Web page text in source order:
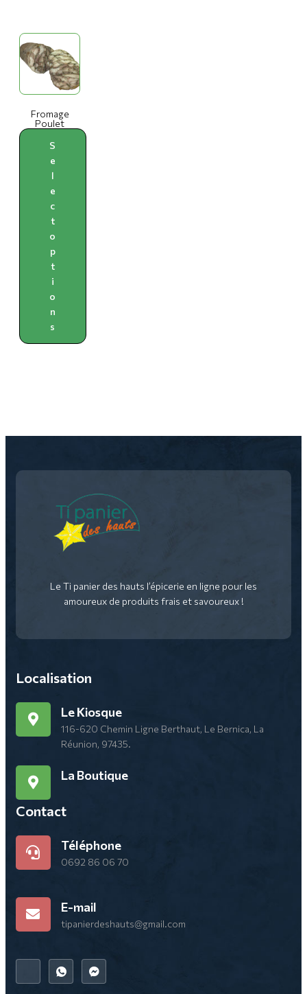
Fromage
Poulet
S
e
l
e
c
t
o
p
t
i
o
n
s
Le Ti panier des hauts l’épicerie en ligne pour les
amoureux de produits frais et savoureux !
Localisation
Le Kiosque
116-620 Chemin Ligne Berthaut, Le Bernica, La
Réunion, 97435.
La Boutique
Contact
Téléphone
0692 86 06 70
E-mail
tipanierdeshauts@gmail.com